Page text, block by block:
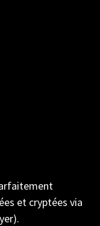
et cryptées via